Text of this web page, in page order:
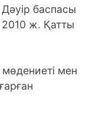
Дәуір баспасы
2010 ж. Қатты
мен